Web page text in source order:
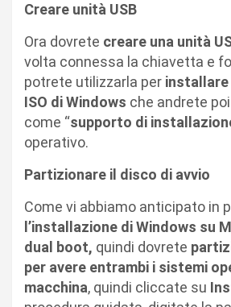
Creare unità USB
Ora dovrete creare una unità
volta connessa la chiavetta e
potrete utilizzarla per installare
ISO di Windows che andrete
come “supporto di
operativo.
Partizionare il disco di avvio
Come vi abbiamo anticipato in
l’installazione di Windows su
dual boot, quindi dovrete
per avere entrambi i sistemi
macchina, quindi cliccate su